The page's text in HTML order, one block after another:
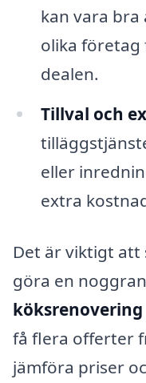
kan vara
olika företag
dealen.
Tillval och
eller
extra
Det är viktigt att
göra en
få flera offerter
jämföra priser